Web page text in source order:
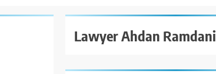
Lawyer Ahdan Ramdani